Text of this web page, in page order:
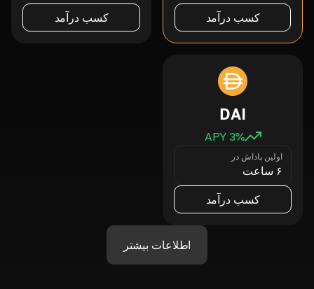
کسب درآمد کسب درآمد
DAI
3% APY
اولین پاداش در
۶ ساعت
کسب درآمد
اطلاعات بیشتر